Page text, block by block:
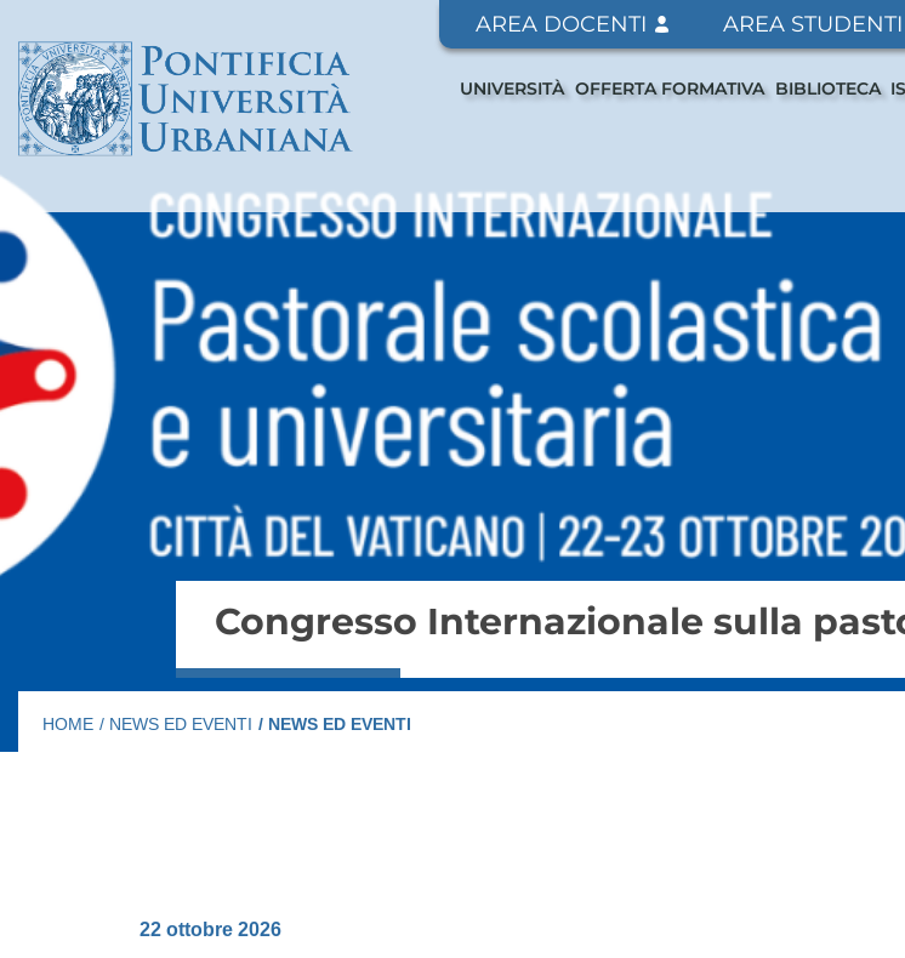
AREA DOCENTI AREA STUDENTI
UNIVERSITÀ OFFERTA FORMATIVA BIBLIOTECA
Congresso Internazionale sulla
HOME / NEWS ED EVENTI / NEWS ED EVENTI
22 ottobre 2026